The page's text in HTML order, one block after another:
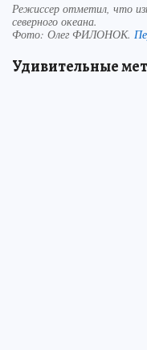
Режиссер отметил, что
северного океана.
Фото: Олег ФИЛОНОК.
Удивительные